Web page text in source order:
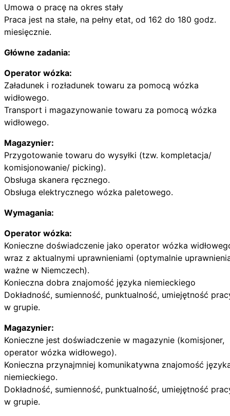
Umowa o pracę na okres stały
Praca jest na stałe, na pełny etat, od 162 do 180 godz.
miesięcznie.
Główne zadania:
Operator wózka:
Załadunek i rozładunek towaru za pomocą wózka
widłowego.
Transport i magazynowanie towaru za pomocą wózka
widłowego.
Magazynier:
Przygotowanie towaru do wysyłki (tzw. kompletacja/
komisjonowanie/ picking).
Obsługa skanera ręcznego.
Obsługa elektrycznego wózka paletowego.
Wymagania:
Operator wózka:
Konieczne doświadczenie jako operator wózka
wraz z aktualnymi uprawnieniami (optymalnie
ważne w Niemczech).
Konieczna dobra znajomość języka niemieckiego
Dokładność, sumienność, punktualność, umiejętność
w grupie.
Magazynier:
Konieczne jest doświadczenie w magazynie (komisjoner,
operator wózka widłowego).
Konieczna przynajmniej komunikatywna znajomość
niemieckiego.
Dokładność, sumienność, punktualność, umiejętność
w grupie.